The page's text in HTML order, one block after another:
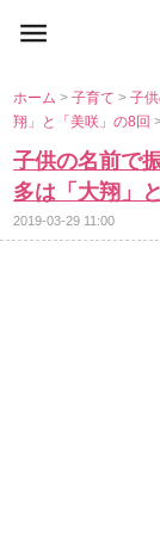
ホーム>子育て>子
翔」と「美咲」の8回
子供の名前で
多は「大翔」
2019-03-29 11:00